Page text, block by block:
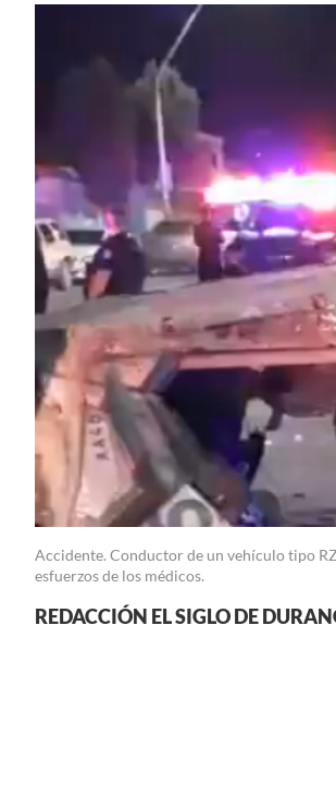
Accidente. Conductor de un vehículo tipo
esfuerzos de los médicos.
REDACCIÓN EL SIGLO DE